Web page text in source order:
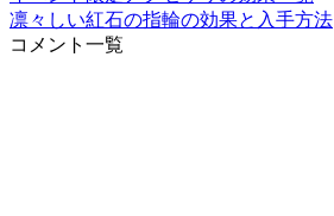
凛々しい紅石の指輪の効果と入手方法
コメント一覧